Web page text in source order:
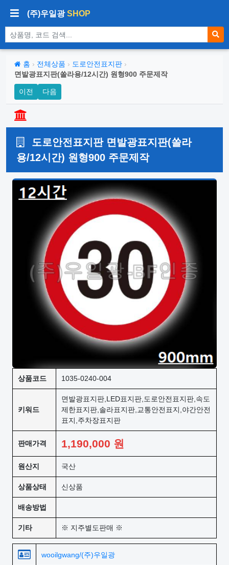
(주)우일광SHOP
상품 검색
홈 › 전체상품 › 도로안전표지판 ›
면발광표지판(쏠라용/12시간) 원형900 주문제작
이전 다음
도로안전표지판 면발광표지판(쏠라
용/12시간) 원형900 주문제작
상품코드 1035-0240-004
키워드
면발광표지판,LED표지판,도로안전표지판,속도
제한표지판,솔라표지판,교통안전표지,야간안전
표지,주차장표지판
판매가격 1,190,000 원
원산지 국산
상품상태 신상품
배송방법
기타 ※ 지주별도판매 ※
wooilgwang/(주)우일광